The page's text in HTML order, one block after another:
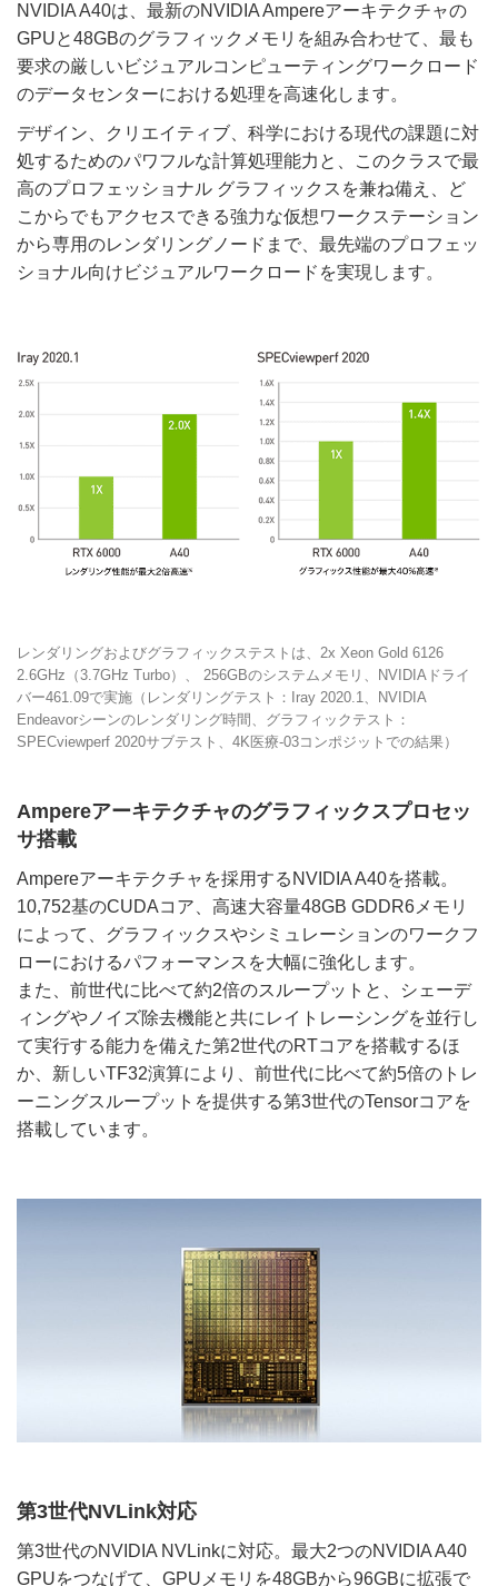
NVIDIA A40は、最新のNVIDIA Ampereアーキテクチャの
GPUと48GBのグラフィックメモリを組み合わせて、最も
要求の厳しいビジュアルコンピューティングワークロード
のデータセンターにおける処理を高速化します。
デザイン、クリエイティブ、科学における現代の課題に対
処するためのパワフルな計算処理能力と、このクラスで最
高のプロフェッショナル グラフィックスを兼ね備え、ど
こからでもアクセスできる強力な仮想ワークステーション
から専用のレンダリングノードまで、最先端のプロフェッ
ショナル向けビジュアルワークロードを実現します。
レンダリングおよびグラフィックステストは、2x Xeon Gold 6126
2.6GHz（3.7GHz Turbo）、 256GBのシステムメモリ、NVIDIAドライ
バー461.09で実施（レンダリングテスト：Iray 2020.1、NVIDIA
Endeavorシーンのレンダリング時間、グラフィックテスト：
SPECviewperf 2020サブテスト、4K医療-03コンポジットでの結果）
Ampereアーキテクチャのグラフィックスプロセッ
サ搭載
Ampereアーキテクチャを採用するNVIDIA A40を搭載。
10,752基のCUDAコア、高速大容量48GB GDDR6メモリ
によって、グラフィックスやシミュレーションのワークフ
ローにおけるパフォーマンスを大幅に強化します。
また、前世代に比べて約2倍のスループットと、シェーデ
ィングやノイズ除去機能と共にレイトレーシングを並行し
て実行する能力を備えた第2世代のRTコアを搭載するほ
か、新しいTF32演算により、前世代に比べて約5倍のトレ
ーニングスループットを提供する第3世代のTensorコアを
搭載しています。
第3世代NVLink対応
第3世代のNVIDIA NVLinkに対応。最大2つのNVIDIA A40
GPUをつなげて、GPUメモリを48GBから96GBに拡張で